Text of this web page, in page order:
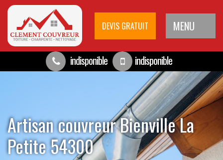
DEVIS GRATUIT MENU
indisponible indisponible
Artisan couvreur Bienville La
Petite 54300